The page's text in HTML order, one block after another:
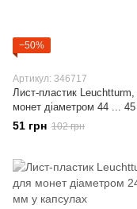
−50%
Артикул: 346717
Лист-пластик
монет діаметром 44 ...
капсулах
51 грн 102 грн